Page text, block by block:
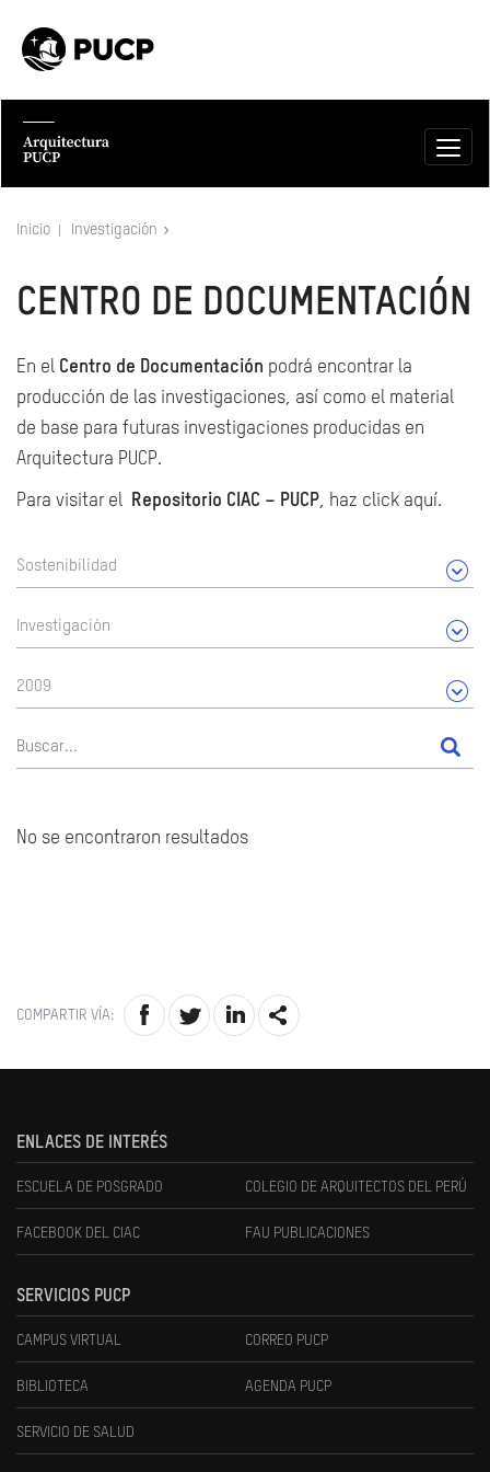
Inicio Investigación
CENTRO DE DOCUMENTACIÓN
En el Centro de Documentación podrá encontrar la
producción de las investigaciones, así como el material
de base para futuras investigaciones producidas en
Arquitectura PUCP.
Para visitar el Repositorio CIAC – PUCP, haz click aquí.
Sostenibilidad
Investigación
2009
No se encontraron resultados
COMPARTIR VÍA:
ENLACES DE INTERÉS
ESCUELA DE POSGRADO COLEGIO DE ARQUITECTOS DEL PERÚ
FACEBOOK DEL CIAC FAU PUBLICACIONES
SERVICIOS PUCP
CAMPUS VIRTUAL CORREO PUCP
BIBLIOTECA AGENDA PUCP
SERVICIO DE SALUD